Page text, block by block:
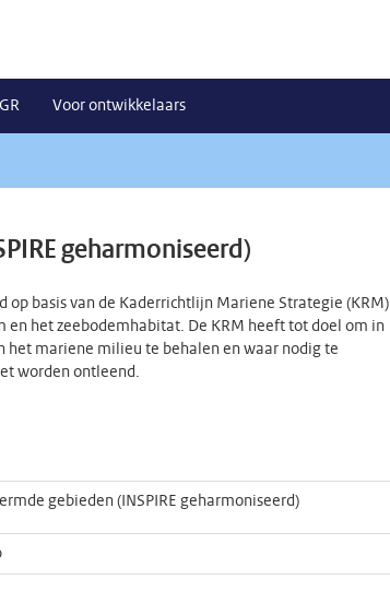
Voor ontwikkelaars
geharmoniseerd)
op basis van de Kaderrichtlijn Mariene Strategie (KRM)
en het zeebodemhabitat. De KRM heeft tot doel om in
het mariene milieu te behalen en waar nodig te
worden ontleend.
gebieden (INSPIRE geharmoniseerd)